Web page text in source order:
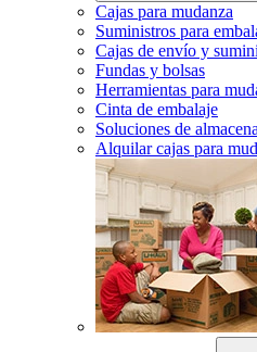
Cajas para mudanza
Suministros para
Cajas de envío y
Fundas y bolsas
Herramientas para
Cinta de embalaje
Soluciones de
Alquilar cajas para